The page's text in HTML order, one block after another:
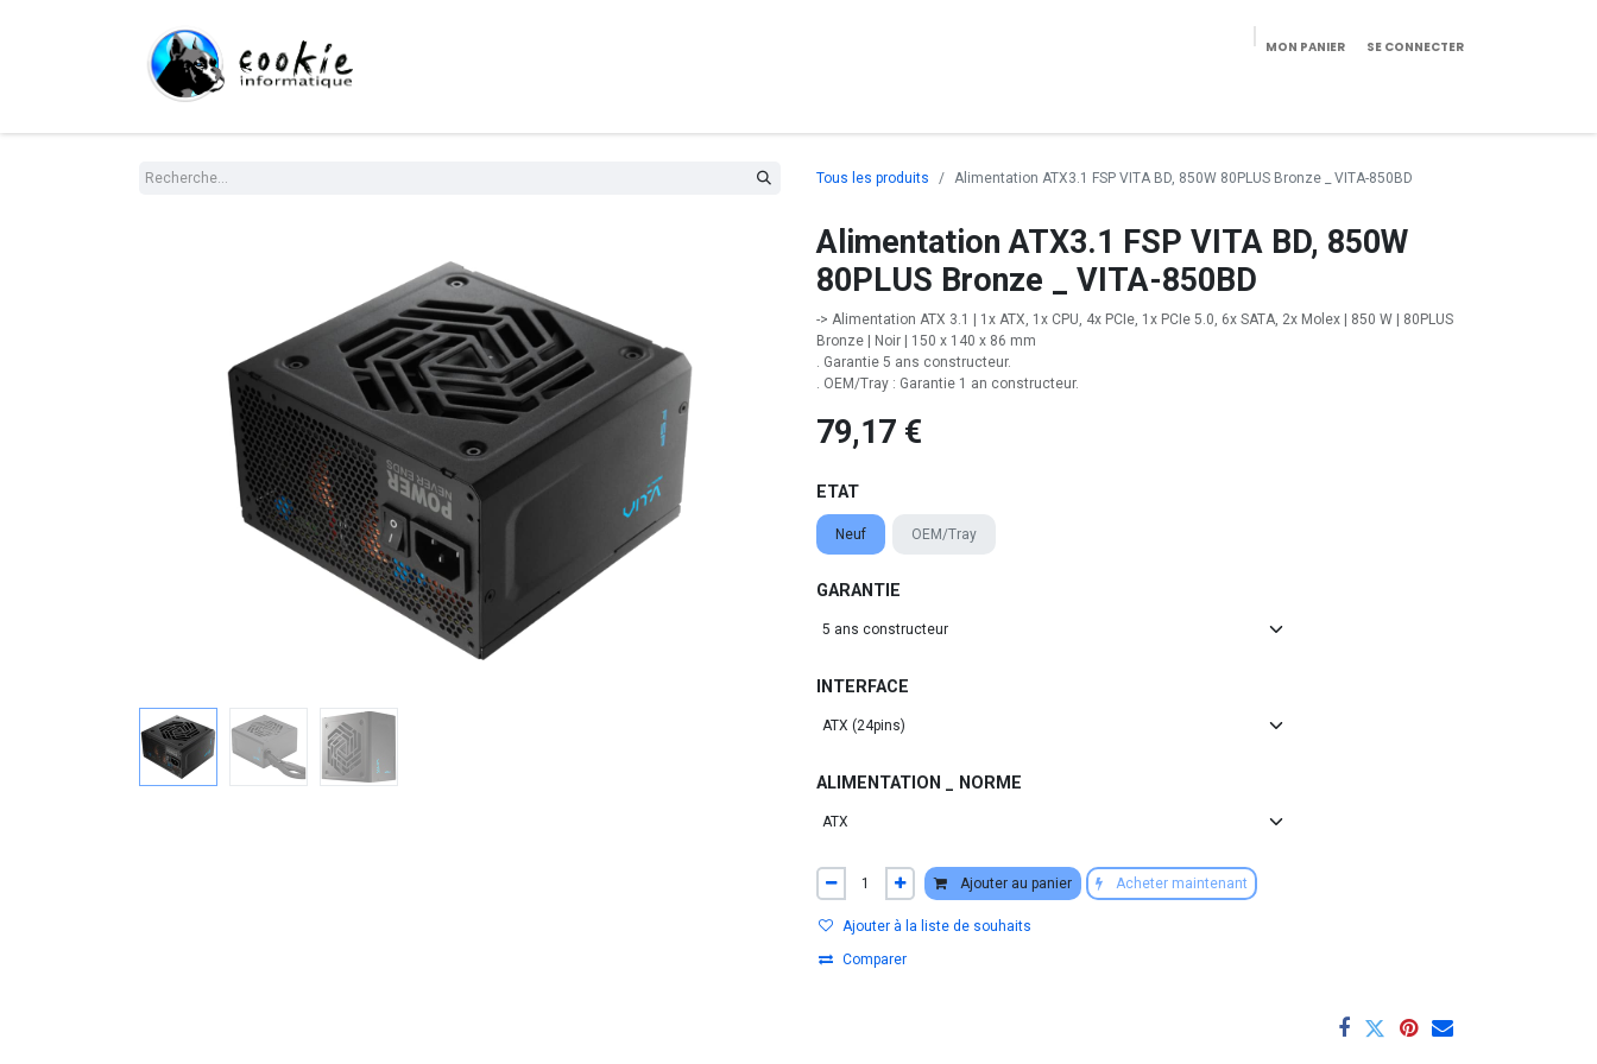
MON PANIER SE CONNECTER
Tous les produits Alimentation ATX3.1 FSP VITA BD, 850W 80PLUS Bronze _ VITA-850BD
Alimentation ATX3.1 FSP VITA BD, 850W
80PLUS Bronze _ VITA-850BD
-> Alimentation ATX 3.1 | 1x ATX, 1x CPU, 4x PCIe, 1x PCIe 5.0, 6x SATA, 2x Molex | 850 W | 80PLUS
Bronze | Noir | 150 x 140 x 86 mm
. Garantie 5 ans constructeur.
. OEM/Tray : Garantie 1 an constructeur.
79,17 €
ETAT
Neuf OEM/Tray
GARANTIE
INTERFACE
ALIMENTATION _ NORME
Ajouter au panier Acheter maintenant
Ajouter à la liste de souhaits
Comparer